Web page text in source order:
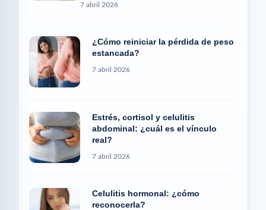
7 abril 2026
¿Cómo reiniciar la pérdida de peso
estancada?
7 abril 2026
Estrés, cortisol y celulitis
abdominal: ¿cuál es el vínculo
real?
7 abril 2026
Celulitis hormonal: ¿cómo
reconocerla?